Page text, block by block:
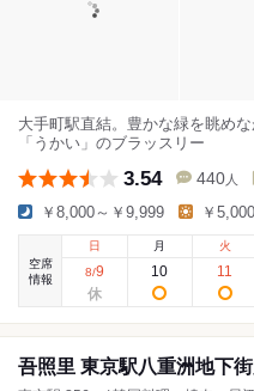
大手町駅直結。豊かな緑を眺め
「うかい」のブラッスリー
3.54 440 人
￥8,000～￥9,999 ￥
空席
情報
日
8/9
月
10
火
11
吾照里 東京駅八重洲地下